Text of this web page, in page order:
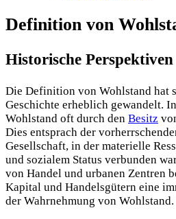
Definition von
Historische Perspektiven
Die Definition von Wohlstand hat
Geschichte erheblich gewandelt.
Wohlstand oft durch den Besitz
Dies entsprach der
Gesellschaft, in der materielle
und sozialem Status verbunden
von Handel und urbanen Zentren
Kapital und Handelsgütern eine
der Wahrnehmung von Wohlstand.